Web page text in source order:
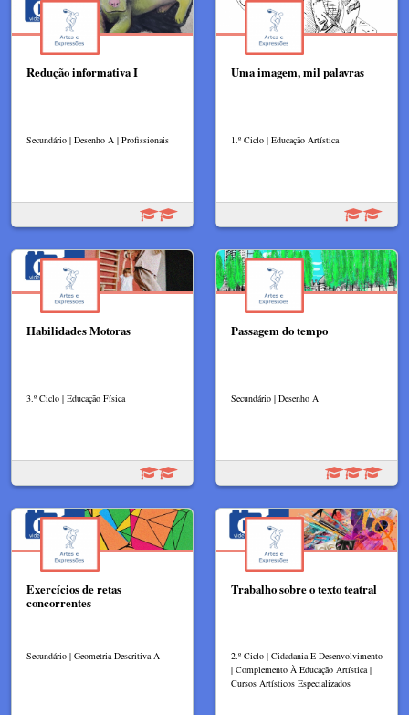
Redução informativa I
Secundário | Desenho A | Profissionais
Uma imagem, mil palavras
1.º Ciclo | Educação Artística
Habilidades Motoras
3.º Ciclo | Educação Física
Passagem do tempo
Secundário | Desenho A
Exercícios de retas
concorrentes
Secundário | Geometria Descritiva A
Trabalho sobre o texto teatral
2.º Ciclo | Cidadania E Desenvolvimento
| Complemento À Educação Artística |
Cursos Artísticos Especializados